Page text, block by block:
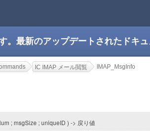
。最新のアップデートされたドキ
IC IMAP メール閲覧 IMAP_MsgInfo
; msgSize ; uniqueID ) -> 戻り値